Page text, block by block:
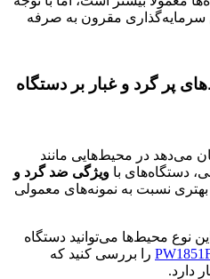
سرمایه‌گذاری مقرون به صرفه
پر گرد و غبار بر دستگاه
می‌دهد در محیط‌هایی مانند
دستگاه‌های با ویژگی ضد گرد و
نسبت به نمونه‌های معمولی
نوع محیط‌ها می‌توانید دستگاه
را بررسی کنید که
دارد.